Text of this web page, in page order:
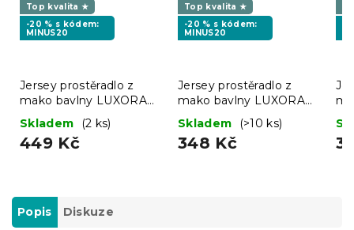
Top kvalita ★
-20 % s kódem:
MINUS20
Jersey prostěradlo z
mako bavlny LUXORA
180x200 cm světle šedé
Skladem (2 ks)
449 Kč
Top kvalita ★
-20 % s kódem:
MINUS20
Jersey prostěradlo z
mako bavlny LUXORA
180x200 cm světle
modré
Skladem (>10 ks)
348 Kč
Popis Diskuze